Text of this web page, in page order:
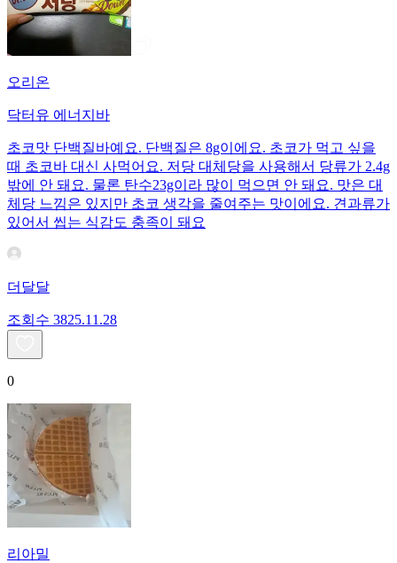
오리온
닥터유 에너지바
초코맛 단백질바예요. 단백질은 8g이에요. 초코가 먹고 싶을
때 초코바 대신 사먹어요. 저당 대체당을 사용해서 당류가 2.4g
밖에 안 돼요. 물론 탄수23g이라 많이 먹으면 안 돼요. 맛은 대
체당 느낌은 있지만 초코 생각을 줄여주는 맛이에요. 견과류가
있어서 씹는 식감도 충족이 돼요
더달달
조회수 3825.11.28
0
리아밀